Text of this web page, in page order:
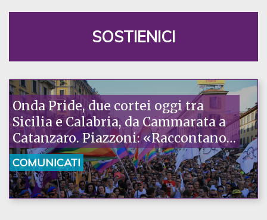
SOSTIENICI
Onda Pride, due cortei oggi tra
Sicilia e Calabria, da Cammarata a
Catanzaro. Piazzoni: «Raccontano
la nostra ostinazione»
COMUNICATI